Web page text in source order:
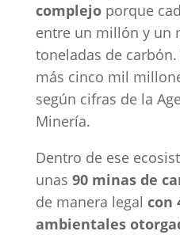
complejo porque
entre un millón y un
toneladas de
más cinco mil
según cifras de la
Minería.
Dentro de ese
unas 90 minas de
de manera legal con
ambientales